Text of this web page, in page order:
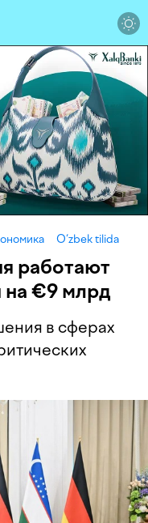
O‘zbek tilida
работают
на €9 млрд
в сферах